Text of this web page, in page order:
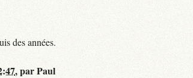
des années.
,parPaul